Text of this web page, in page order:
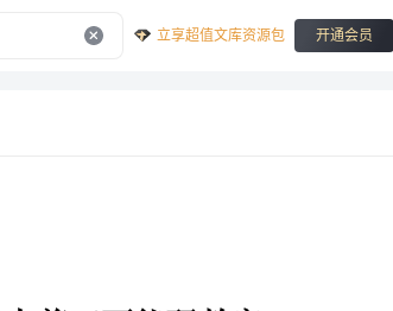
立享超值文库资源包 开通会员